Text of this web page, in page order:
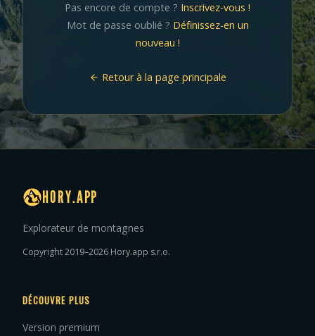
Pas encore de compte ? Inscrivez-vous !
Mot de passe oublié ? Définissez-en un
nouveau !
Retour à la page principale
HORY.APP
Explorateur de montagnes
Copyright 2019–2026 Hory.app s.r.o.
DÉCOUVRE PLUS
Version premium